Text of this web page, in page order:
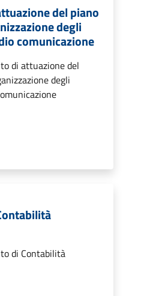
del piano
degli
comunicazione
di attuazione del
degli
di Contabilità